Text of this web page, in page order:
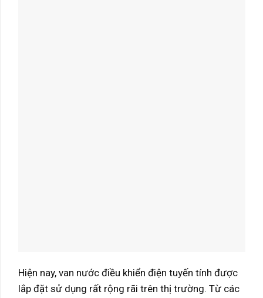
Hiện nay, van nước điều khiển điện tuyến tính được
lắp đặt sử dụng rất rộng rãi trên thị trường. Từ các